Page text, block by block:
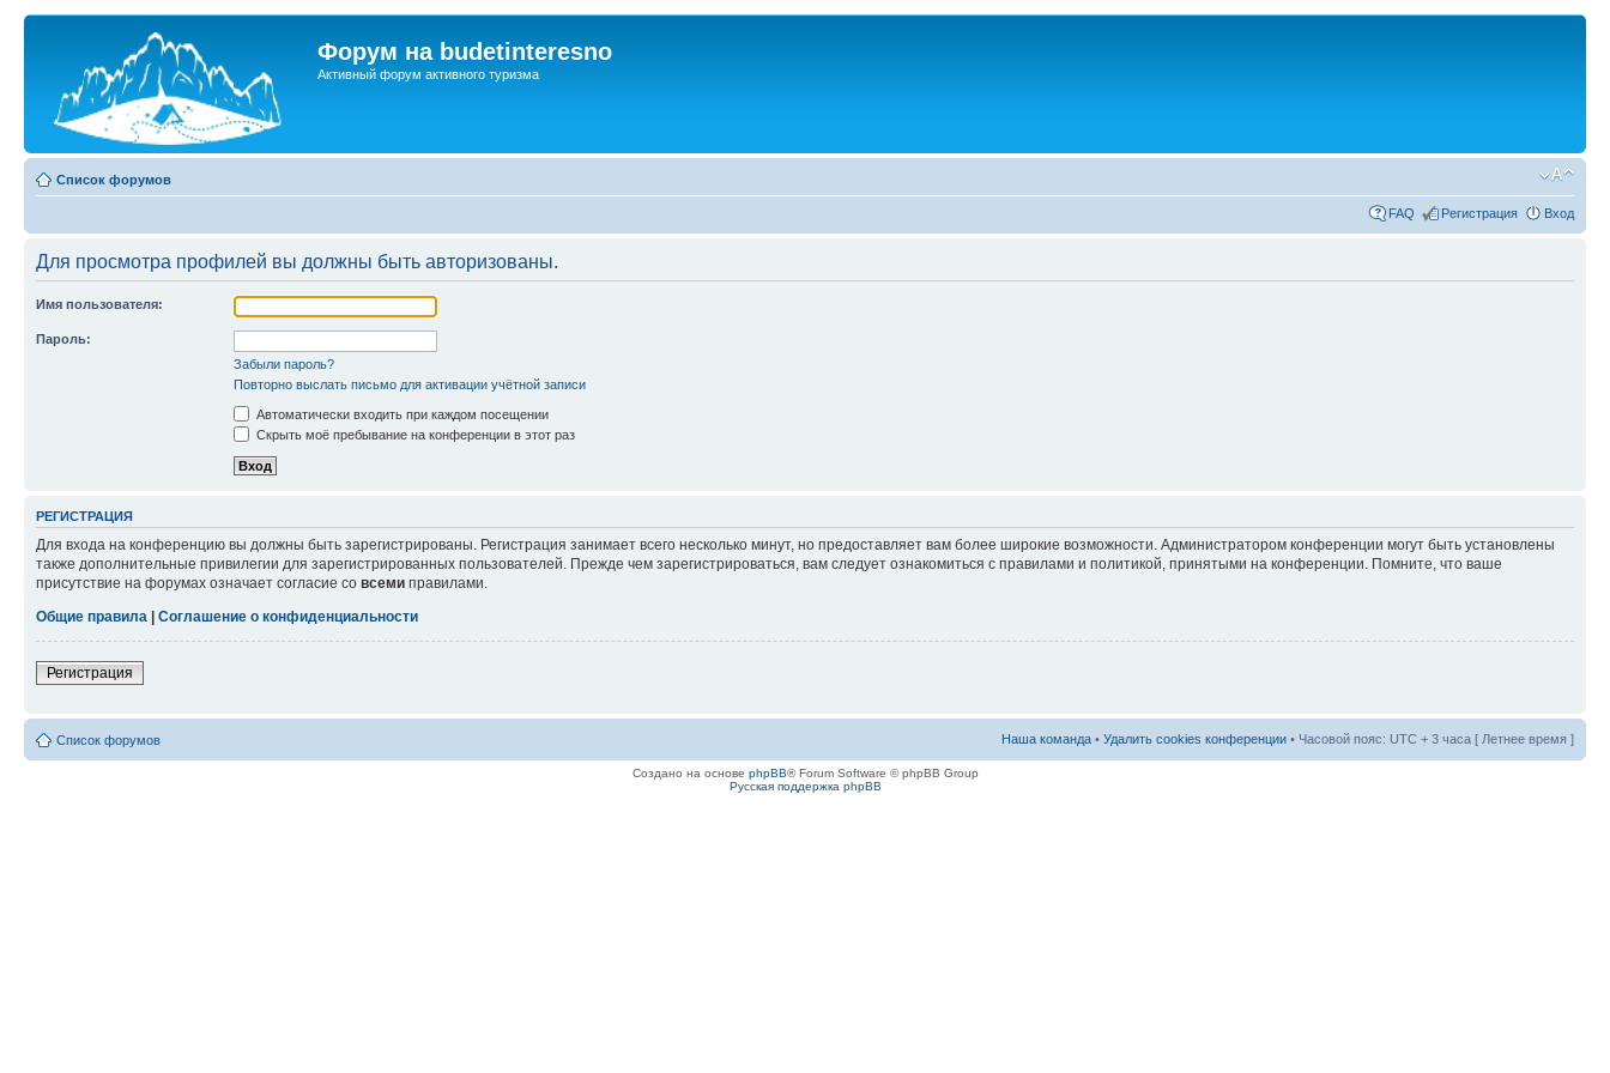
Форум на budetinteresno
Активный форум активного туризма
Список форумов
FAQ Регистрация Вход
Для просмотра профилей вы должны быть авторизованы.
Имя пользователя:
Пароль:
Забыли пароль?
Повторно выслать письмо для активации учётной записи
Автоматически входить при каждом посещении
Скрыть моё пребывание на конференции в этот раз
РЕГИСТРАЦИЯ
Для входа на конференцию вы должны быть зарегистрированы. Регистрация занимает всего несколько минут, но предоставляет вам более широкие возможности. Администратором конференции могут быть установлены
также дополнительные привилегии для зарегистрированных пользователей. Прежде чем зарегистрироваться, вам следует ознакомиться с правилами и политикой, принятыми на конференции. Помните, что ваше
присутствие на форумах означает согласие со всеми правилами.
Общие правила | Соглашение о конфиденциальности
Регистрация
Список форумов Наша команда • Удалить cookies конференции • Часовой пояс: UTC + 3 часа [ Летнее время ]
Создано на основе phpBB® Forum Software © phpBB Group
Русская поддержка phpBB